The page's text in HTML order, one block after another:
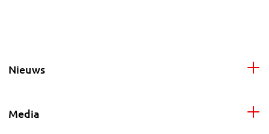
Nieuws
Media